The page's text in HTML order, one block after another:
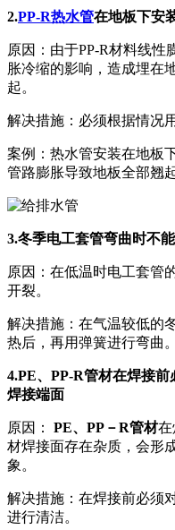
2.PP-R热水管在地板下安
原因：由于PP-R材料线
胀冷缩的影响，造成埋在
起。
解决措施：必须根据情况
案例：热水管安装在地板
管路膨胀导致地板全部翘起
3.冬季电工套管弯曲时不
原因：在低温时电工套管
开裂。
解决措施：在气温较低的
热后，再用弹簧进行弯曲。
4.PE、PP-R管材在焊接
焊接端面
原因： PE、PP－R管材在
材焊接面存在杂质，会形
象。
解决措施：在焊接前必须
进行清洁。